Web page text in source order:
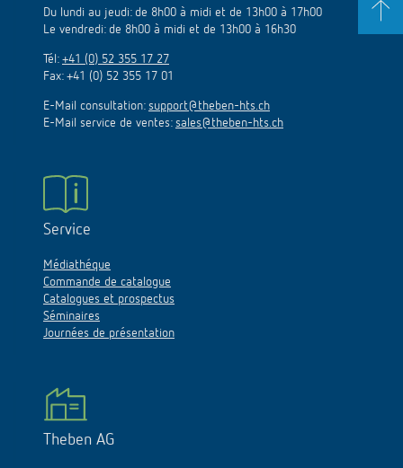
Du lundi au jeudi: de 8h00 à midi et de 13h00 à 17h00
Le vendredi: de 8h00 à midi et de 13h00 à 16h30
Tél: +41 (0) 52 355 17 27
Fax: +41 (0) 52 355 17 01
E-Mail consultation: support@theben-hts.ch
E-Mail service de ventes: sales@theben-hts.ch
Service
Médiathéque
Commande de catalogue
Catalogues et prospectus
Séminaires
Journées de présentation
Theben AG